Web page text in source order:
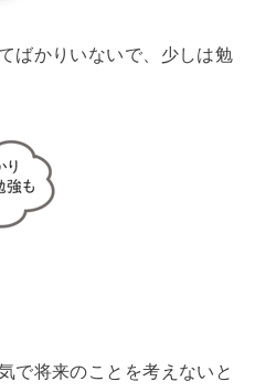
ばかりいないで、少しは勉
で将来のことを考えないと